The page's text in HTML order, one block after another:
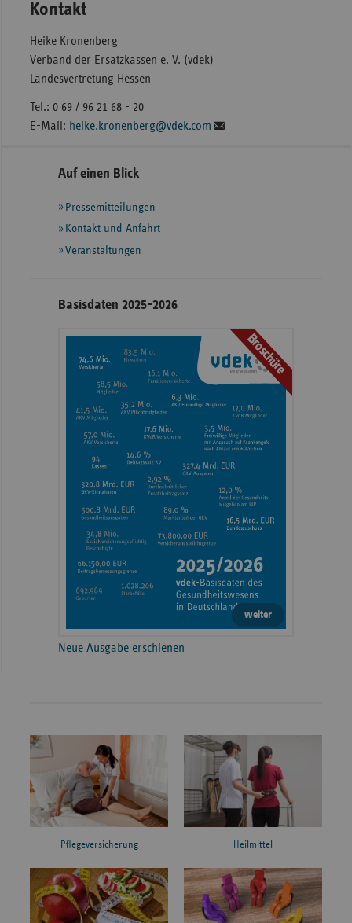
Kontakt
Heike Kronenberg
Verband der Ersatzkassen e. V. (vdek)
Landesvertretung Hessen
Tel.: 0 69 / 96 21 68 - 20
E-Mail: heike.kronenberg@vdek.com
Seitennavigation
Seitenleiste
weiteren
Informationen
Auf einen Blick
Pressemitteilungen
Kontakt und Anfahrt
Veranstaltungen
Basisdaten 2025-2026
Broschüre
weiter
Neue Ausgabe erschienen
Pflegeversicherung Heilmittel